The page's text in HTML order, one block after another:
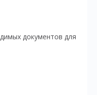
документов для